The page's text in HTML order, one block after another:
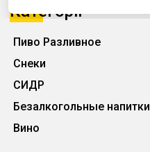
Категорії
Пиво Разливное
Снеки
СИДР
Безалкогольные напитки
Вино